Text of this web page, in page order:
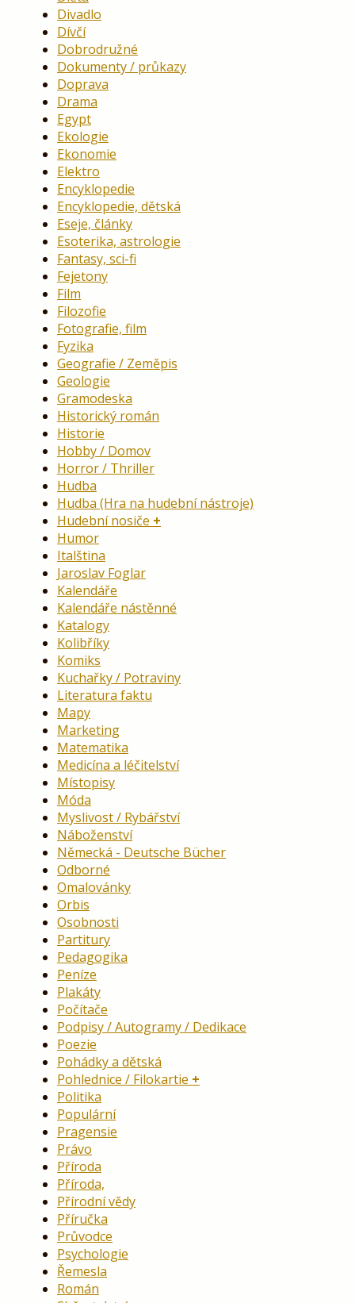
Divadlo
Dívčí
Dobrodružné
Dokumenty / průkazy
Doprava
Drama
Egypt
Ekologie
Ekonomie
Elektro
Encyklopedie
Encyklopedie, dětská
Eseje, články
Esoterika, astrologie
Fantasy, sci-fi
Fejetony
Film
Filozofie
Fotografie, film
Fyzika
Geografie / Zeměpis
Geologie
Gramodeska
Historický román
Historie
Hobby / Domov
Horror / Thriller
Hudba
Hudba (Hra na hudební nástroje)
Hudební nosiče
Humor
Italština
Jaroslav Foglar
Kalendáře
Kalendáře nástěnné
Katalogy
Kolibříky
Komiks
Kuchařky / Potraviny
Literatura faktu
Mapy
Marketing
Matematika
Medicína a léčitelství
Místopisy
Móda
Myslivost / Rybářství
Náboženství
Německá - Deutsche Bücher
Odborné
Omalovánky
Orbis
Osobnosti
Partitury
Pedagogika
Peníze
Plakáty
Počítače
Podpisy / Autogramy / Dedikace
Poezie
Pohádky a dětská
Pohlednice / Filokartie
Politika
Populární
Pragensie
Právo
Příroda
Příroda,
Přírodní vědy
Příručka
Průvodce
Psychologie
Řemesla
Román